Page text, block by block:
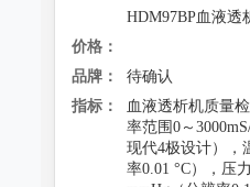
HDM97BP血液透
价格：
品牌：
待确认
指标：
血液透析机质量
率范围0～
现代4极设计），
率0.01 °C），压